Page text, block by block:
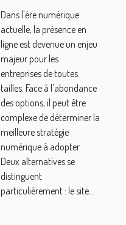
site vitrine
pour votre
entreprise
Dans l'ère numérique
actuelle, la présence en
ligne est devenue un enjeu
majeur pour les
entreprises de toutes
tailles. Face à l'abondance
des options, il peut être
complexe de déterminer la
meilleure stratégie
numérique à adopter.
Deux alternatives se
distinguent
particulièrement : le site...